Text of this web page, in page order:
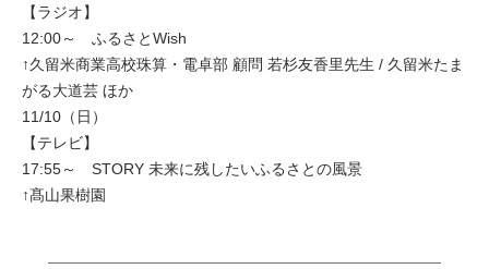
【ラジオ】
12:00～ ふるさとWish
↑久留米商業高校珠算・電卓部 顧問 若杉友香里先生 / 久留米たま
がる大道芸 ほか
11/10（日）
【テレビ】
17:55～ STORY 未来に残したいふるさとの風景
↑髙山果樹園